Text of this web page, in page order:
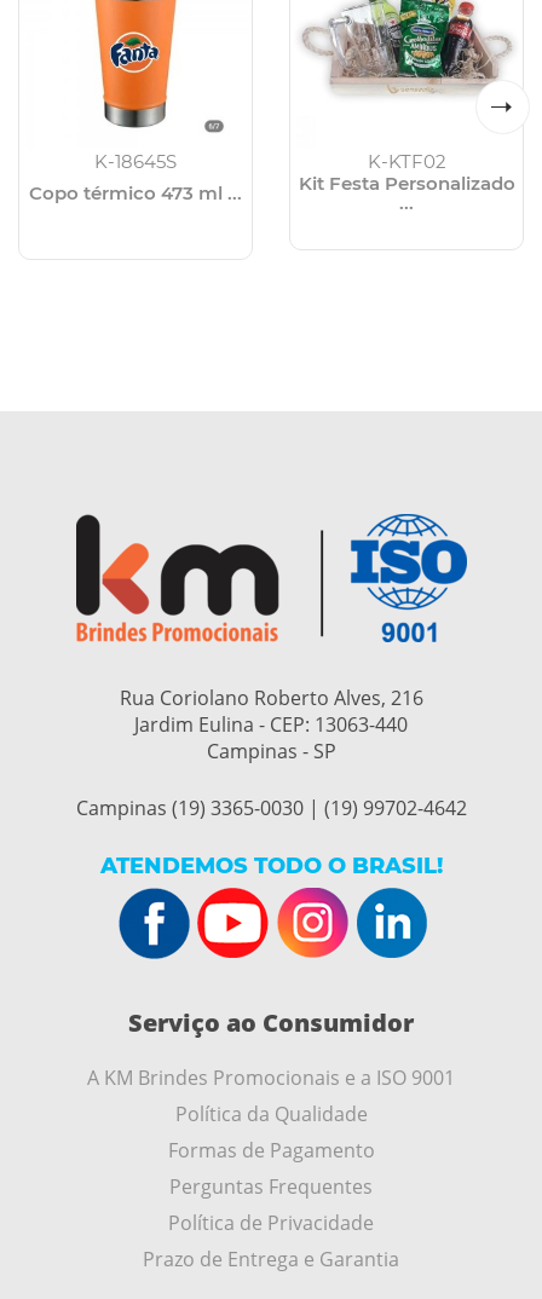
K-18645S
Copo térmico 473 ml ...
K-KTF02
Kit Festa Personalizado
...
Rua Coriolano Roberto Alves, 216
Jardim Eulina - CEP: 13063-440
Campinas - SP
Campinas (19) 3365-0030 | (19) 99702-4642
ATENDEMOS TODO O BRASIL!
Serviço ao Consumidor
A KM Brindes Promocionais e a ISO 9001
Política da Qualidade
Formas de Pagamento
Perguntas Frequentes
Política de Privacidade
Prazo de Entrega e Garantia